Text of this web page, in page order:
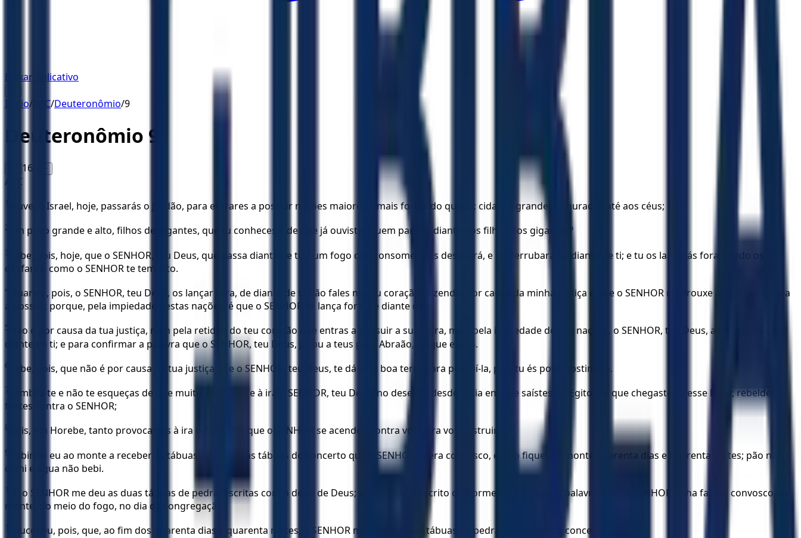
Baixar Aplicativo
Início/ ARC/Deuteronômio/9
Deuteronômio 9
16 A+
ARC
1 Ouve, ó Israel, hoje, passarás o Jordão, para entrares a possuir nações maiores e mais fortes do que tu; cidades grandes e muradas até aos céus;
2 um povo grande e alto, filhos de gigantes, que tu conheces e de que já ouviste: Quem pararia diante dos filhos dos gigantes?
3
Sabe, pois, hoje, que o SENHOR, teu Deus, que passa diante de ti, é um fogo que consome, e os destruirá, e os derrubará de diante de ti; e tu os lançarás fora e cedo os
desfarás, como o SENHOR te tem dito.
4
Quando, pois, o SENHOR, teu Deus, os lançar fora, de diante de ti, não fales no teu coração, dizendo: Por causa da minha justiça é que o SENHOR me trouxe a esta terra para
a possuir, porque, pela impiedade destas nações, é que o SENHOR as lança fora, de diante de ti.
5
Não é por causa da tua justiça, nem pela retidão do teu coração que entras a possuir a sua terra, mas, pela impiedade destas nações, o SENHOR, teu Deus, as lança fora, de
diante de ti; e para confirmar a palavra que o SENHOR, teu Deus, jurou a teus pais, Abraão, Isaque e Jacó.
6 Sabe, pois, que não é por causa da tua justiça que o SENHOR, teu Deus, te dá esta boa terra para possuí-la, pois tu és povo obstinado.
7
Lembra-te e não te esqueças de que muito provocaste à ira o SENHOR, teu Deus, no deserto; desde o dia em que saístes do Egito até que chegastes a esse lugar, rebeldes
fostes contra o SENHOR;
8 pois, em Horebe, tanto provocastes à ira o SENHOR, que o SENHOR se acendeu contra vós para vos destruir.
9
Subindo eu ao monte a receber as tábuas de pedra, as tábuas do concerto que o SENHOR fizera convosco, então fiquei no monte quarenta dias e quarenta noites; pão não
comi e água não bebi.
10
E o SENHOR me deu as duas tábuas de pedra, escritas com o dedo de Deus; e nelas tinha escrito conforme todas aquelas palavras que o SENHOR tinha falado convosco no
monte, do meio do fogo, no dia da congregação.
11 Sucedeu, pois, que, ao fim dos quarenta dias e quarenta noites, o SENHOR me deu as duas tábuas de pedra, as tábuas do concerto.